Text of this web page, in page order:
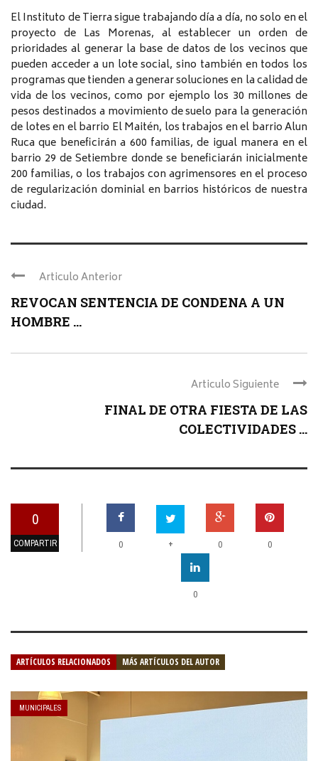
El Instituto de Tierra sigue trabajando día a día, no solo en el
proyecto de Las Morenas, al establecer un orden de
prioridades al generar la base de datos de los vecinos que
pueden acceder a un lote social, sino también en todos los
programas que tienden a generar soluciones en la calidad de
vida de los vecinos, como por ejemplo los 30 millones de
pesos destinados a movimiento de suelo para la generación
de lotes en el barrio El Maitén, los trabajos en el barrio Alun
Ruca que beneficirán a 600 familias, de igual manera en el
barrio 29 de Setiembre donde se beneficiarán inicialmente
200 familias, o los trabajos con agrimensores en el proceso
de regularización dominial en barrios históricos de nuestra
ciudad.
Articulo Anterior
REVOCAN SENTENCIA DE CONDENA A UN
HOMBRE ...
Articulo Siguiente
FINAL DE OTRA FIESTA DE LAS
COLECTIVIDADES ...
0
COMPARTIR 0 + 0 0
0
ARTÍCULOS RELACIONADOS MÁS ARTÍCULOS DEL AUTOR
MUNICIPALES